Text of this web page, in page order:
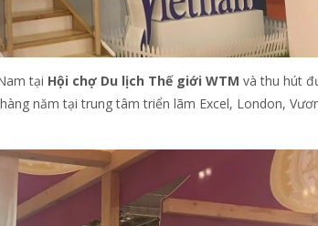
tại Hội chợ Du lịch Thế giới WTM và thu hút
năm tại trung tâm triển lãm Excel, London,